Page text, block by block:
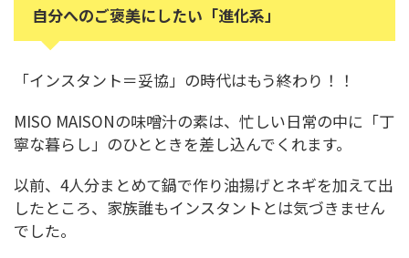
自分へのご褒美にしたい「進化系」
「インスタント＝妥協」の時代はもう終わり！！
MISO MAISONの味噌汁の素は、忙しい日常の中に「丁
寧な暮らし」のひとときを差し込んでくれます。
以前、4人分まとめて鍋で作り油揚げとネギを加えて出
したところ、家族誰もインスタントとは気づきません
でした。